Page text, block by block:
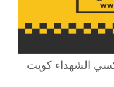
الشهداء كويت